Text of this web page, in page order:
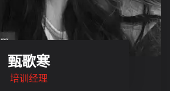
甄歌寒
培训经理